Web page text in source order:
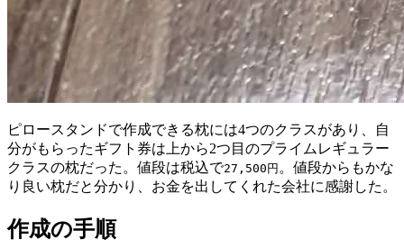
ピロースタンドで作成できる枕には4つのクラスがあり、自
分がもらったギフト券は上から2つ目のプライムレギュラー
クラスの枕だった。値段は税込で27,500円 。値段からもかな
り良い枕だと分かり、お金を出してくれた会社に感謝した。
作成の手順